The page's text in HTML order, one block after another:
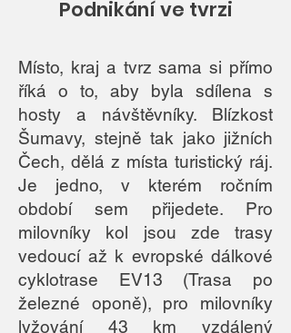
Podnikání ve tvrzi
Místo, kraj a tvrz sama si přímo
říká o to, aby byla sdílena s
hosty a návštěvníky. Blízkost
Šumavy, stejně tak jako jižních
Čech, dělá z místa turistický ráj.
Je jedno, v kterém ročním
období sem přijedete. Pro
milovníky kol jsou zde trasy
vedoucí až k evropské dálkové
cyklotrase EV13 (Trasa po
železné oponě), pro milovníky
lyžování 43 km vzdálený